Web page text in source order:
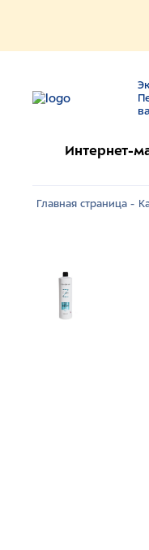
Интернет-
Главная страница -